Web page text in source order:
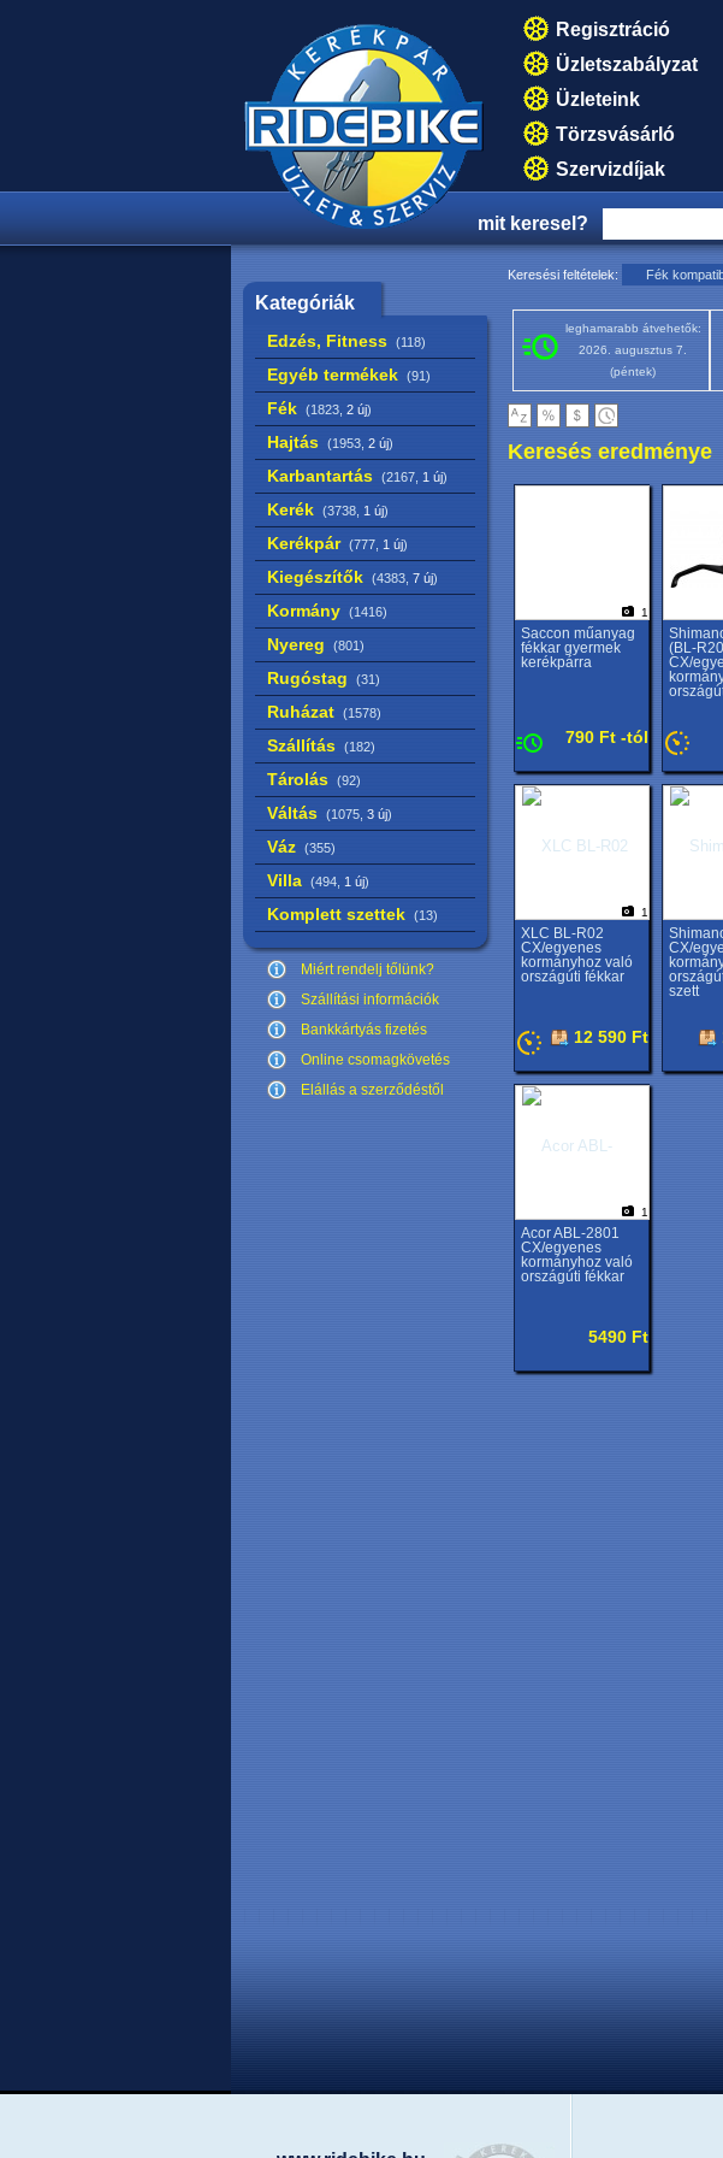
Regisztráció
Üzletszabályzat
Üzleteink
Törzsvásárló
Szervizdíjak
mit keresel?
Kategóriák
Edzés, Fitness (118)
Egyéb termékek (91)
Fék (1823, 2 új)
Hajtás (1953, 2 új)
Karbantartás (2167, 1 új)
Kerék (3738, 1 új)
Kerékpár (777, 1 új)
Kiegészítők (4383, 7 új)
Kormány (1416)
Nyereg (801)
Rugóstag (31)
Ruházat (1578)
Szállítás (182)
Tárolás (92)
Váltás (1075, 3 új)
Váz (355)
Villa (494, 1 új)
Komplett szettek (13)
Miért rendelj tőlünk?
Szállítási információk
Bankkártyás fizetés
Online csomagkövetés
Elállás a szerződéstől
Keresési feltételek: Fék
leghamarabb átvehetők:
2026. augusztus 7.
(péntek)
Keresés eredménye
1
Saccon műanyag
fékkar gyermek
kerékpárra
790 Ft -tól
(BL-
CX/
1
XLC BL-R02
CX/egyenes
kormányhoz való
országúti fékkar
12 590 Ft
CX/
szett
1
Acor ABL-2801
CX/egyenes
kormányhoz való
országúti fékkar
5490 Ft